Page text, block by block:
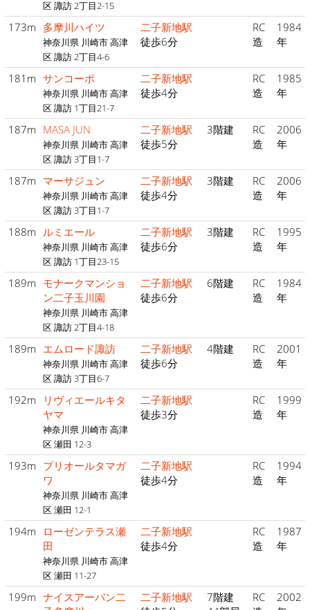
区 諏訪 2丁目2-15
173m 多摩川ハイツ
神奈川県 川崎市 高津
区 諏訪 2丁目4-6
二子新地駅
徒歩6分
RC
造
1984
年
181m サンコーポ
神奈川県 川崎市 高津
区 諏訪 1丁目21-7
二子新地駅
徒歩4分
RC
造
1985
年
187m MASA JUN
神奈川県 川崎市 高津
区 諏訪 3丁目1-7
二子新地駅
徒歩5分
3階建
RC
造
2006
年
187m マーサジュン
神奈川県 川崎市 高津
区 諏訪 3丁目1-7
二子新地駅
徒歩4分
3階建
RC
造
2006
年
188m ルミエール
神奈川県 川崎市 高津
区 諏訪 1丁目23-15
二子新地駅
徒歩6分
3階建
RC
造
1995
年
189m モナークマンショ
ン二子玉川園
神奈川県 川崎市 高津
区 諏訪 2丁目4-18
二子新地駅
徒歩6分
6階建
RC
造
1984
年
189m エムロード諏訪
神奈川県 川崎市 高津
区 諏訪 3丁目6-7
二子新地駅
徒歩6分
4階建
RC
造
2001
年
192m
リヴィエールキタ
ヤマ
神奈川県 川崎市 高津
区 瀬田 12-3
二子新地駅
徒歩3分
RC
造
1999
年
193m プリオールタマガ
ワ
神奈川県 川崎市 高津
区 瀬田 12-1
二子新地駅
徒歩4分
RC
造
1994
年
194m
ローゼンテラス瀬
田
神奈川県 川崎市 高津
区 瀬田 11-27
二子新地駅
徒歩4分
RC
造
1987
年
199m ナイスアーバン二
二子新地駅
7階建
RC
2002